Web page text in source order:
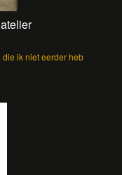
ik niet eerder heb